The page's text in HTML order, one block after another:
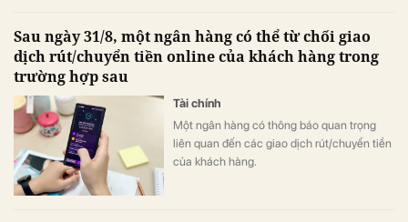
Sau ngày 31/8, một ngân hàng có thể từ chối giao
dịch rút/chuyển tiền online của khách hàng trong
trường hợp sau
Tài chính
Một ngân hàng có thông báo quan trọng
liên quan đến các giao dịch rút/chuyển tiền
của khách hàng.